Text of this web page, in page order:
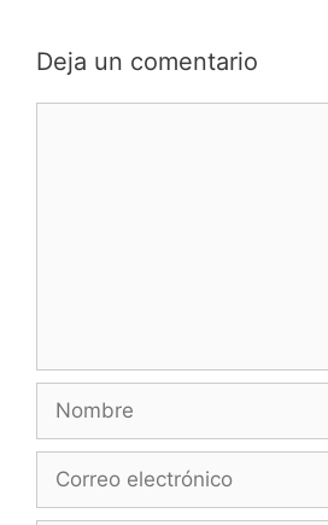
Deja un comentario
electrónico